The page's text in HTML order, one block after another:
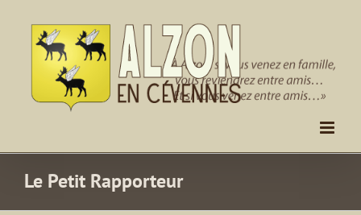
contenu
Le Petit Rapporteur